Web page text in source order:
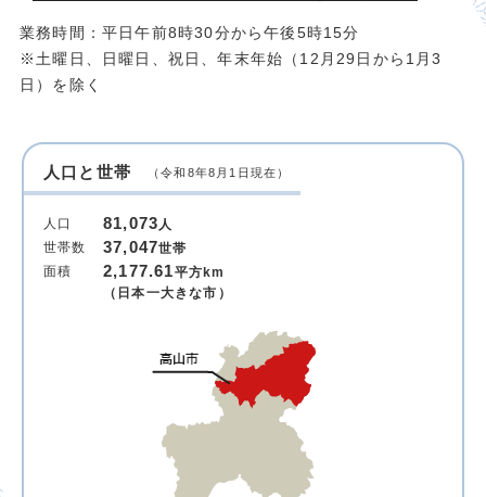
業務時間：平日午前8時30分から午後5時15分
※土曜日、日曜日、祝日、年末年始（12月29日から1月3
日）を除く
人口と世帯 （令和8年8月1日現在）
人口 81,073人
世帯数
37,047世帯
面積
2,177.61平方km
（日本一大きな市）